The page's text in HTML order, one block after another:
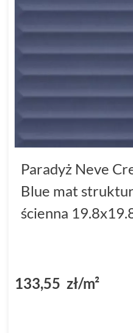
Paradyż Neve
Blue mat
ścienna
133,55 zł/m²